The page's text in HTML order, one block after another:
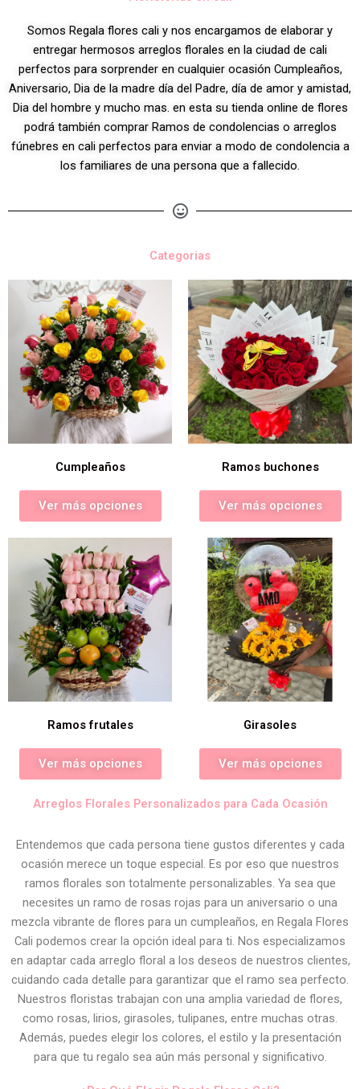
Somos Regala flores cali y nos encargamos de elaborar y
entregar hermosos arreglos florales en la ciudad de cali
perfectos para sorprender en cualquier ocasión Cumpleaños,
Aniversario, Dia de la madre día del Padre, día de amor y amistad,
Dia del hombre y mucho mas. en esta su tienda online de flores
podrá también comprar Ramos de condolencias o arreglos
fúnebres en cali perfectos para enviar a modo de condolencia a
los familiares de una persona que a fallecido.
Categorias
Cumpleaños
Ver más opciones
Ramos buchones
Ver más opciones
Ramos frutales
Ver más opciones
Girasoles
Ver más opciones
Arreglos Florales Personalizados para Cada Ocasión
Entendemos que cada persona tiene gustos diferentes y cada
ocasión merece un toque especial. Es por eso que nuestros
ramos florales son totalmente personalizables. Ya sea que
necesites un ramo de rosas rojas para un aniversario o una
mezcla vibrante de flores para un cumpleaños, en Regala Flores
Cali podemos crear la opción ideal para ti. Nos especializamos
en adaptar cada arreglo floral a los deseos de nuestros clientes,
cuidando cada detalle para garantizar que el ramo sea perfecto.
Nuestros floristas trabajan con una amplia variedad de flores,
como rosas, lirios, girasoles, tulipanes, entre muchas otras.
Además, puedes elegir los colores, el estilo y la presentación
para que tu regalo sea aún más personal y significativo.